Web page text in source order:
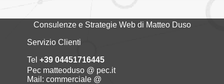
Consulenze e Strategie Web di Matteo Duso
Servizio Clienti
Tel +39 04451716445
Pec matteoduso @ pec.it
Mail: commerciale @